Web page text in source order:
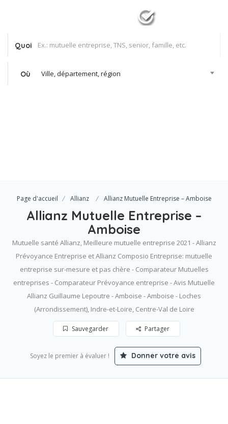
Quoi
Où Ville, département, région
Page d'accueil Allianz Allianz Mutuelle Entreprise – Amboise
Allianz Mutuelle Entreprise –
Amboise
Mutuelle santé Allianz, Meilleure mutuelle entreprise 2021 - Allianz
Prévoyance Entreprise et Allianz Composio Entreprise: mutuelle
entreprise sur-mesure et pas chère - Comparateur Mutuelles
entreprises - Comparateur Prévoyance entreprise - Avis Mutuelle
Allianz Guillaume Lepoutre - Amboise - Amboise - Loches
(Arrondissement), Indre-et-Loire, Centre-Val de Loire
Sauvegarder Partager
Soyez le premier à évaluer ! Donner votre avis